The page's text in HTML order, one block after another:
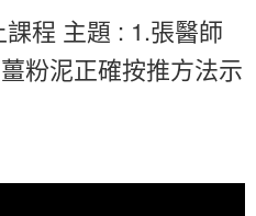
程 主題 : 1.張醫師
粉泥正確按推方法示